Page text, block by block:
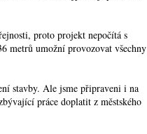
proto projekt nepočítá s
metrů umožní provozovat všechny
stavby. Ale jsme připraveni i na
práce doplatit z městského